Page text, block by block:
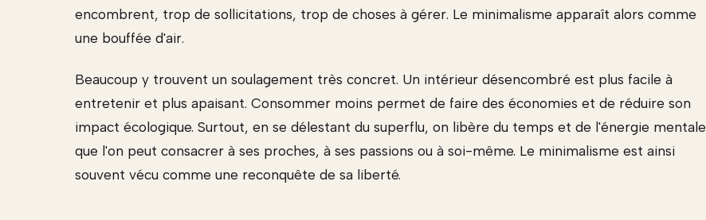
encombrent, trop de sollicitations, trop de choses à gérer. Le minimalisme apparaît alors comme
une bouffée d'air.
Beaucoup y trouvent un soulagement très concret. Un intérieur désencombré est plus facile à
entretenir et plus apaisant. Consommer moins permet de faire des économies et de réduire son
impact écologique. Surtout, en se délestant du superflu, on libère du temps et de l'énergie mentale
que l'on peut consacrer à ses proches, à ses passions ou à soi-même. Le minimalisme est ainsi
souvent vécu comme une reconquête de sa liberté.